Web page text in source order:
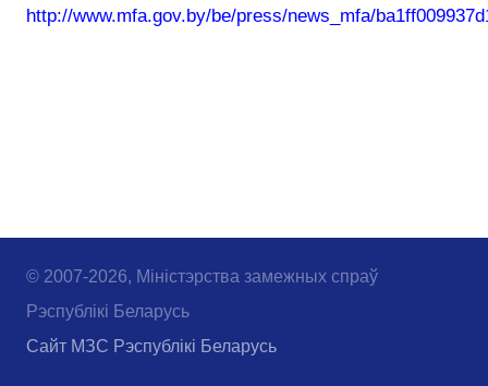
http://www.mfa.gov.by/be/press/news_mfa/
© 2007-2026, Міністэрства замежных спраў
Рэспублікі Беларусь
Сайт МЗС Рэспублікі Беларусь